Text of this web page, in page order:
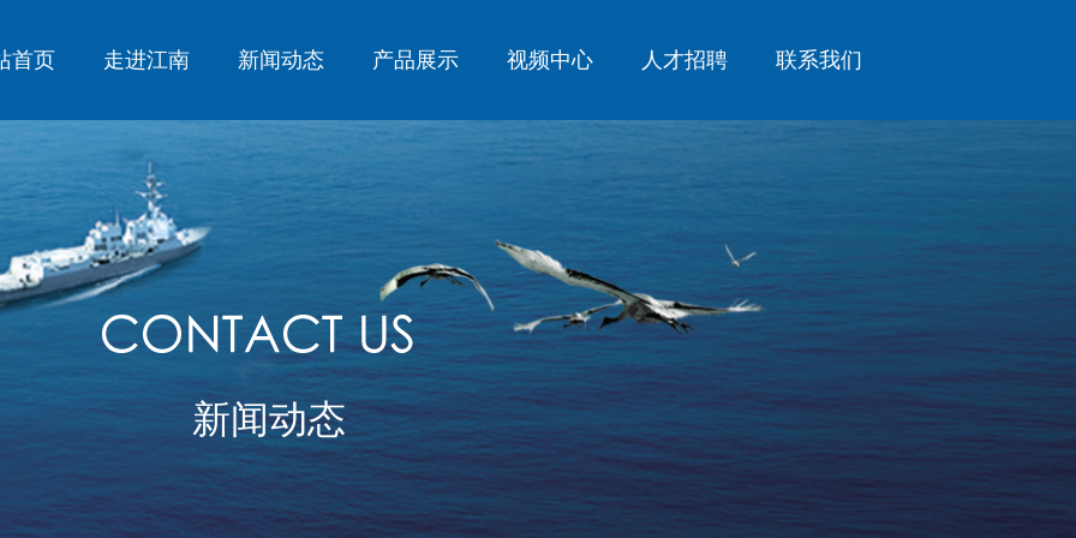
首页 走进江南 新闻动态 产品展示 视频中心 人才招聘 联系我们
新闻动态